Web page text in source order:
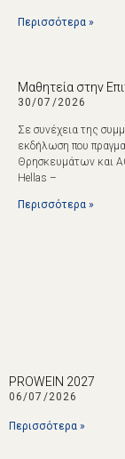
Περισσότερα »
Μαθητεία στην
30/07/2026
Σε συνέχεια της
εκδήλωση που
Θρησκευμάτων και
Hellas –
Περισσότερα »
PROWEIN 2027
06/07/2026
Περισσότερα »